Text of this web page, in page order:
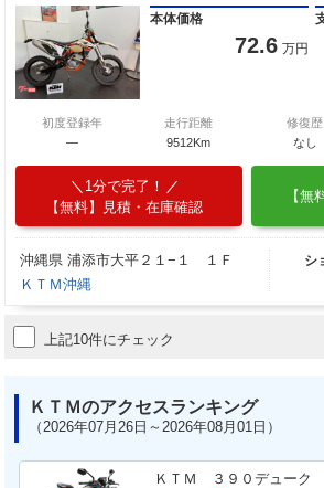
本体価格
72.6 万円
初度登録年
―
走行距離
9512Km
修復歴
なし
1分で完了！
【無料】見積・在庫確認
【
沖縄県 浦添市大平２１−１ １Ｆ
ＫＴＭ沖縄
シ
上記10件にチェック
ＫＴＭのアクセスランキング
（2026年07月26日～2026年08月01日）
ＫＴＭ ３９０デューク